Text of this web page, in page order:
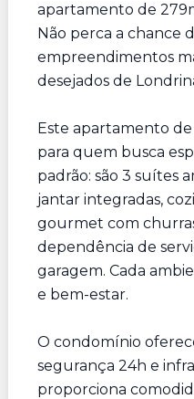
apartamento de
Não perca a chance
empreendimentos
desejados de
Este apartamento
para quem busca
padrão: são 3 suítes
jantar integradas,
gourmet com
dependência de
garagem. Cada
e bem-estar.
O condomínio
segurança 24h e
proporciona